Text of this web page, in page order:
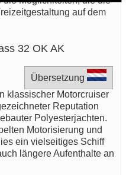
auf dem
32 OK AK
Übersetzung
klassischer Motorcruiser
Reputation
Polyesterjachten.
Motorisierung und
ein vielseitiges Schiff
längere Aufenthalte an